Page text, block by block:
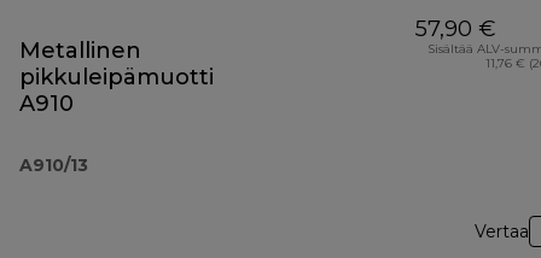
Metallinen
pikkuleipämuotti
A910
A910/13
57,90 €
Sisältää ALV-
11,76 €
Vertaa